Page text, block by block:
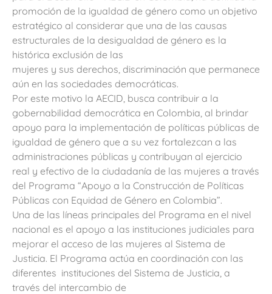
promoción de la igualdad de género como un objetivo
estratégico al considerar que una de las causas
estructurales de la desigualdad de género es la
histórica exclusión de las
mujeres y sus derechos, discriminación que permanece
aún en las sociedades democráticas.
Por este motivo la AECID, busca contribuir a la
gobernabilidad democrática en Colombia, al brindar
apoyo para la implementación de políticas públicas de
igualdad de género que a su vez fortalezcan a las
administraciones públicas y contribuyan al ejercicio
real y efectivo de la ciudadanía de las mujeres a través
del Programa “Apoyo a la Construcción de Políticas
Públicas con Equidad de Género en Colombia”.
Una de las líneas principales del Programa en el nivel
nacional es el apoyo a las instituciones judiciales para
mejorar el acceso de las mujeres al Sistema de
Justicia. El Programa actúa en coordinación con las
diferentes instituciones del Sistema de Justicia, a
través del intercambio de